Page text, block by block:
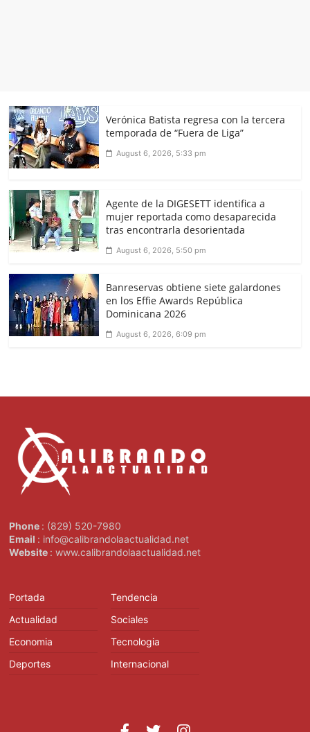
Verónica Batista regresa con la tercera
temporada de “Fuera de Liga”
August 6, 2026, 5:33 pm
Agente de la DIGESETT identifica a
mujer reportada como desaparecida
tras encontrarla desorientada
August 6, 2026, 5:50 pm
Banreservas obtiene siete galardones
en los Effie Awards República
Dominicana 2026
August 6, 2026, 6:09 pm
Phone : (829) 520-7980
Email : info@calibrandolaactualidad.net
Website : www.calibrandolaactualidad.net
Portada
Actualidad
Economia
Deportes
Tendencia
Sociales
Tecnologia
Internacional